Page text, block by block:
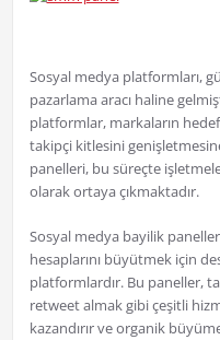
Sosyal medya platformları,
pazarlama aracı haline
platformlar, markaların
takipçi kitlesini
panelleri, bu süreçte
olarak ortaya çıkmaktadır.
Sosyal medya bayilik
hesaplarını büyütmek için
platformlardır. Bu paneller,
retweet almak gibi çeşitli
kazandırır ve organik